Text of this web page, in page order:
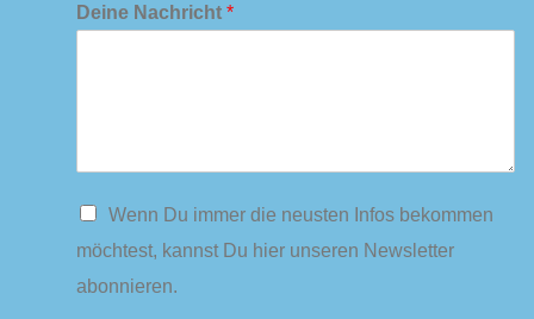
Deine Nachricht *
N
w
s
Wenn Du immer die neusten Infos bekommen
möchtest, kannst Du hier unseren Newsletter
abonnieren.